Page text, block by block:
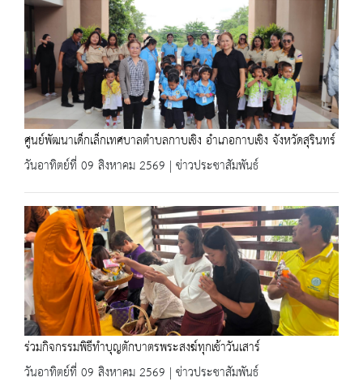
ศูนย์พัฒนาเด็กเล็กเทศบาลตำบลกาบเชิง อำเภอกาบเชิง จังหวัดสุรินทร์
วันอาทิตย์ที่ 09 สิงหาคม 2569 | ข่าวประชาสัมพันธ์
ร่วมกิจกรรมพิธีทำบุญตักบาตรพระสงฆ์ทุกเช้าวันเสาร์
วันอาทิตย์ที่ 09 สิงหาคม 2569 | ข่าวประชาสัมพันธ์